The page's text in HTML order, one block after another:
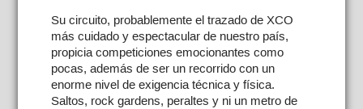
Su circuito, probablemente el trazado de XCO
más cuidado y espectacular de nuestro país,
propicia competiciones emocionantes como
pocas, además de ser un recorrido con un
enorme nivel de exigencia técnica y física.
Saltos, rock gardens, peraltes y ni un metro de